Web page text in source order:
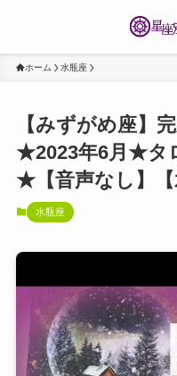
ホーム 水瓶座
【みずがめ座】
★2023年6月★タ
★【音声なし】【
水瓶座